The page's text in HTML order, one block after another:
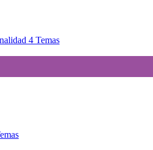
4 Temas